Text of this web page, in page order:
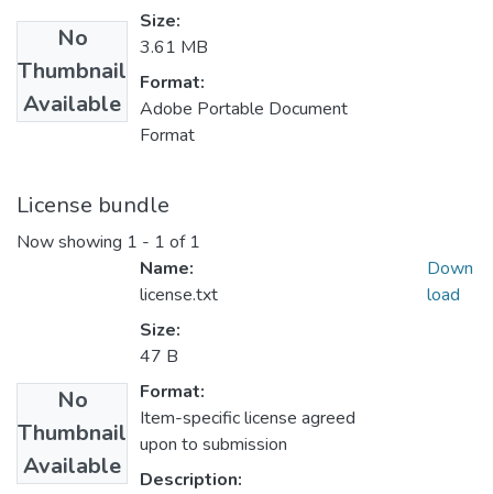
No
Thumbnail
Available
Size:
3.61 MB
Format:
Adobe Portable Document
Format
License bundle
Now showing 1 - 1 of 1
No
Thumbnail
Available
Name:
license.txt
Size:
47 B
Format:
Item-specific license agreed
upon to submission
Description:
Down
load